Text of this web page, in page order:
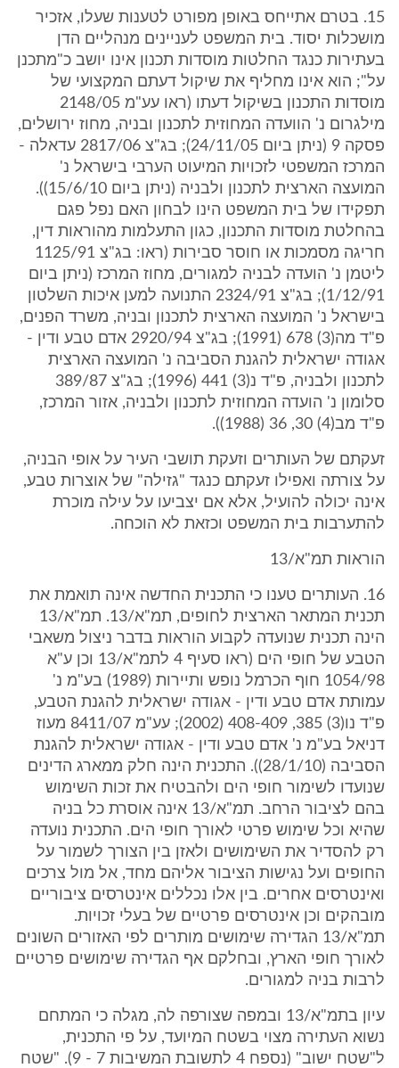
15. בטרם אתייחס באופן מפורט לטענות שעלו, אזכיר
מושכלות יסוד. בית המשפט לעניינים מנהליים הדן
בעתירות כנגד החלטות מוסדות תכנון אינו יושב כ"מתכנן
על"; הוא אינו מחליף את שיקול דעתם המקצועי של
מוסדות התכנון בשיקול דעתו (ראו עע"מ 2148/05
מילגרום נ' הוועדה המחוזית לתכנון ובניה, מחוז ירושלים,
פסקה 9 (ניתן ביום 24/11/05); בג"צ 2817/06 עדאלה -
המרכז המשפטי לזכויות המיעוט הערבי בישראל נ'
המועצה הארצית לתכנון ולבניה (ניתן ביום 15/6/10)).
תפקידו של בית המשפט הינו לבחון האם נפל פגם
בהחלטת מוסדות התכנון, כגון התעלמות מהוראות דין,
חריגה מסמכות או חוסר סבירות (ראו: בג"צ 1125/91
ליטמן נ' הועדה לבניה למגורים, מחוז המרכז (ניתן ביום
1/12/91); בג"צ 2324/91 התנועה למען איכות השלטון
בישראל נ' המועצה הארצית לתכנון ובניה, משרד הפנים,
פ"ד מה(3) 678 (1991); בג"צ 2920/94 אדם טבע ודין -
אגודה ישראלית להגנת הסביבה נ' המועצה הארצית
לתכנון ולבניה, פ"ד נ(3) 441 (1996); בג"צ 389/87
סלומון נ' הועדה המחוזית לתכנון ולבניה, אזור המרכז,
פ"ד מב(4) 30, 36 (1988)).
זעקתם של העותרים וזעקת תושבי העיר על אופי הבניה,
על צורתה ואפילו זעקתם כנגד "גזילה" של אוצרות טבע,
אינה יכולה להועיל, אלא אם יצביעו על עילה מוכרת
להתערבות בית המשפט וכזאת לא הוכחה.
הוראות תמ"א/13
16. העותרים טענו כי התכנית החדשה אינה תואמת את
תכנית המתאר הארצית לחופים, תמ"א/13. תמ"א/13
הינה תכנית שנועדה לקבוע הוראות בדבר ניצול משאבי
הטבע של חופי הים (ראו סעיף 4 לתמ"א/13 וכן ע"א
1054/98 חוף הכרמל נופש ותיירות (1989) בע"מ נ'
עמותת אדם טבע ודין - אגודה ישראלית להגנת הטבע,
פ"ד נו(3) 385, 408-409 (2002); עע"מ 8411/07 מעוז
דניאל בע"מ נ' אדם טבע ודין - אגודה ישראלית להגנת
הסביבה (28/1/10)). התכנית הינה חלק ממארג הדינים
שנועדו לשימור חופי הים ולהבטיח את זכות השימוש
בהם לציבור הרחב. תמ"א/13 אינה אוסרת כל בניה
שהיא וכל שימוש פרטי לאורך חופי הים. התכנית נועדה
רק להסדיר את השימושים ולאזן בין הצורך לשמור על
החופים ועל נגישות הציבור אליהם מחד, אל מול צרכים
ואינטרסים אחרים. בין אלו נכללים אינטרסים ציבוריים
מובהקים וכן אינטרסים פרטיים של בעלי זכויות.
תמ"א/13 הגדירה שימושים מותרים לפי האזורים השונים
לאורך חופי הארץ, ובחלקם אף הגדירה שימושים פרטיים
לרבות בניה למגורים.
עיון בתמ"א/13 ובמפה שצורפה לה, מגלה כי המתחם
נשוא העתירה מצוי בשטח המיועד, על פי התכנית,
ל"שטח ישוב" (נספח 4 לתשובת המשיבות 7 - 9). "שטח